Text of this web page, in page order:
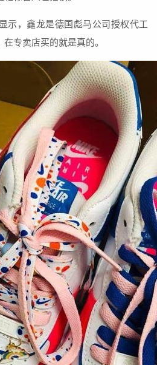
示，鑫龙是德国彪马公司授权代工
专卖店买的就是真的。